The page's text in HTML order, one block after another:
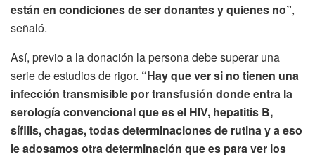
están en condiciones de ser donantes y quienes no”,
señaló.
Así, previo a la donación la persona debe superar una
serie de estudios de rigor. “Hay que ver si no tienen una
infección transmisible por transfusión donde entra la
serología convencional que es el HIV, hepatitis B,
sífilis, chagas, todas determinaciones de rutina y a eso
le adosamos otra determinación que es para ver los